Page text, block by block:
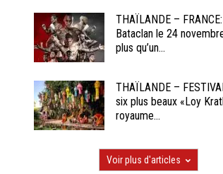
THAÏLANDE –
Bataclan le 24
plus qu’un...
THAÏLANDE –
six plus beaux «Loy
royaume...
Voir plus d'articles